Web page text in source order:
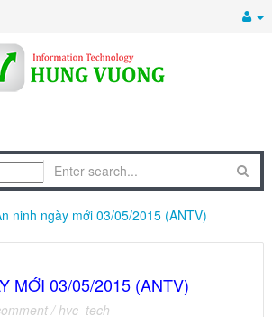
ninh ngày mới 03/05/2015 (ANTV)
MỚI 03/05/2015 (ANTV)
/hvc_tech